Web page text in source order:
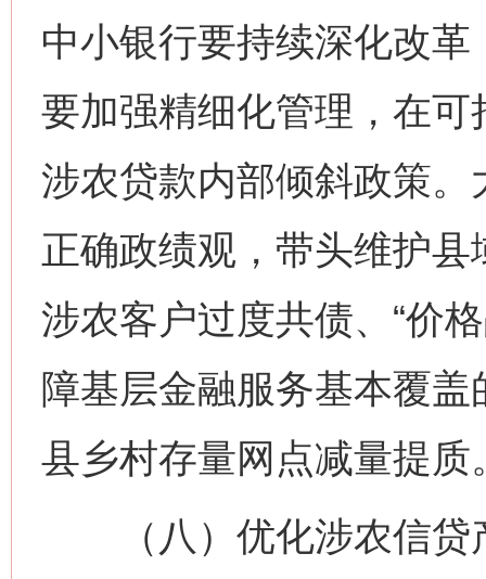
中小银行要持续深化改
要加强精细化管理，在
涉农贷款内部倾斜政策
正确政绩观，带头维护
涉农客户过度共债、“价
障基层金融服务基本覆
县乡村存量网点减量提质
（八）优化涉农信贷